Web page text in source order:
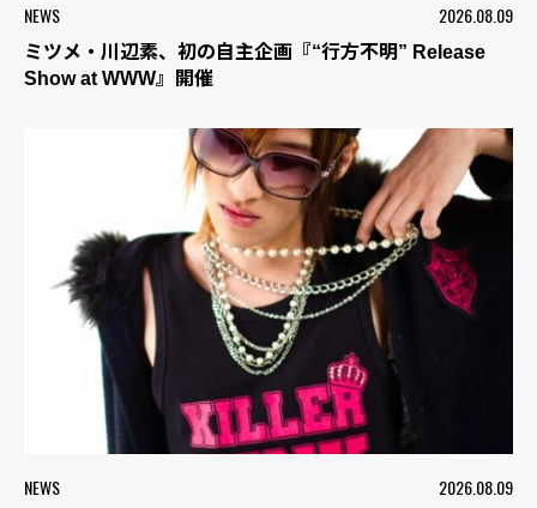
NEWS 2026.08.09
ミツメ・川辺素、初の自主企画『“行方不明” Release
Show at WWW』開催
NEWS 2026.08.09